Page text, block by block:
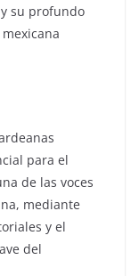
su profundo
para el
de las voces
mediante
y el
del